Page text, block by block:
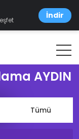
İndir
AYDIN